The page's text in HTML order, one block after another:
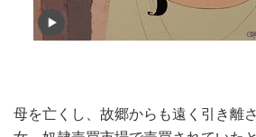
母を亡くし、故郷からも遠く引き離